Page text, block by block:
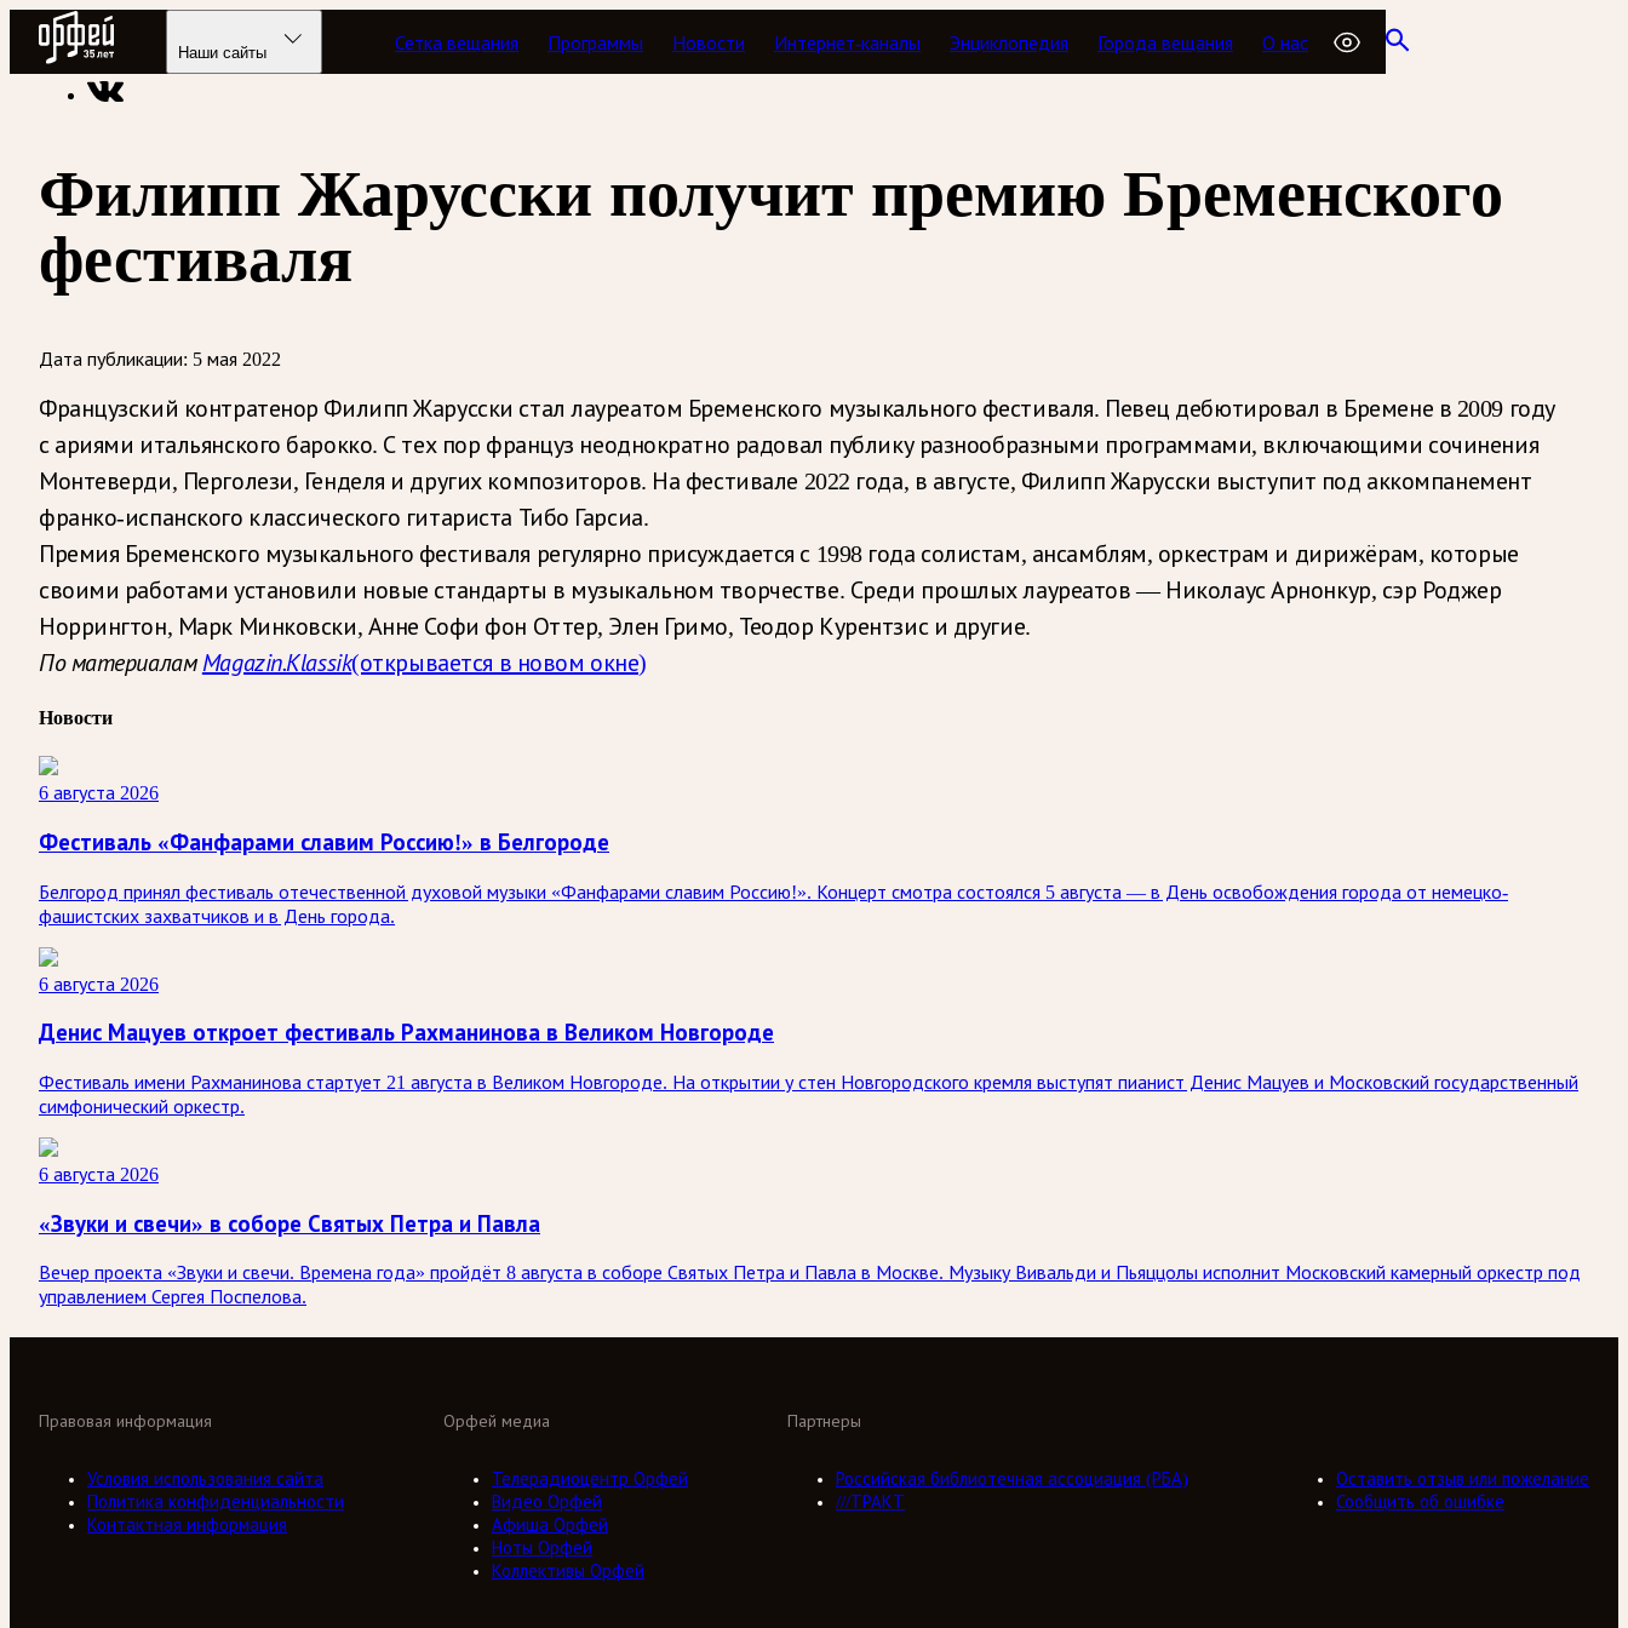
Радио Орфей
Наши сайты Сетка вещания Программы Новости Интернет-каналы Энциклопедия Города вещания О нас
Радио классической музыки «Орфей» Новости
Филипп Жарусски получит премию Бременского
фестиваля
Дата публикации: 5 мая 2022
Французский контратенор Филипп Жарусски стал лауреатом Бременского музыкального фестиваля. Певец дебютировал в Бремене в 2009 году
с ариями итальянского барокко. С тех пор француз неоднократно радовал публику разнообразными программами, включающими сочинения
Монтеверди, Перголези, Генделя и других композиторов. На фестивале 2022 года, в августе, Филипп Жарусски выступит под аккомпанемент
франко-испанского классического гитариста Тибо Гарсиа.
Премия Бременского музыкального фестиваля регулярно присуждается с 1998 года солистам, ансамблям, оркестрам и дирижёрам, которые
своими работами установили новые стандарты в музыкальном творчестве. Среди прошлых лауреатов — Николаус Арнонкур, сэр Роджер
Норрингтон, Марк Минковски, Анне Софи фон Оттер, Элен Гримо, Теодор Курентзис и другие.
По материаламMagazin.Klassik(открывается в новом окне)
Новости
6 августа 2026
Фестиваль «Фанфарами славим Россию!» в Белгороде
Белгород принял фестиваль отечественной духовой музыки «Фанфарами славим Россию!». Концерт смотра состоялся 5 августа — в День освобождения города от немецко-
фашистских захватчиков и в День города.
6 августа 2026
Денис Мацуев откроет фестиваль Рахманинова в Великом Новгороде
Фестиваль имени Рахманинова стартует 21 августа в Великом Новгороде. На открытии у стен Новгородского кремля выступят пианист Денис Мацуев и Московский государственный
симфонический оркестр.
6 августа 2026
«Звуки и свечи» в соборе Святых Петра и Павла
Вечер проекта «Звуки и свечи. Времена года» пройдёт 8 августа в соборе Святых Петра и Павла в Москве. Музыку Вивальди и Пьяццолы исполнит Московский камерный оркестр под
управлением Сергея Поспелова.
Орфей медиа
Телерадиоцентр Орфей
Видео Орфей
Афиша Орфей
Ноты Орфей
Коллективы Орфей
Партнеры
Российская библиотечная ассоциация (РБА)
///ТРАКТ
Правовая информация
Условия использования сайта
Политика конфиденциальности
Контактная информация
Оставить отзыв или пожелание
Сообщить об ошибке